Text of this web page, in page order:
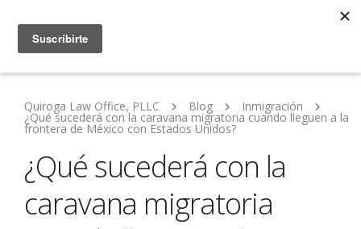
Quiroga Law Office, PLLC Blog Inmigración
¿Qué sucederá con la caravana migratoria cuando lleguen a la
frontera de México con Estados Unidos?
¿Qué sucederá con la
caravana migratoria